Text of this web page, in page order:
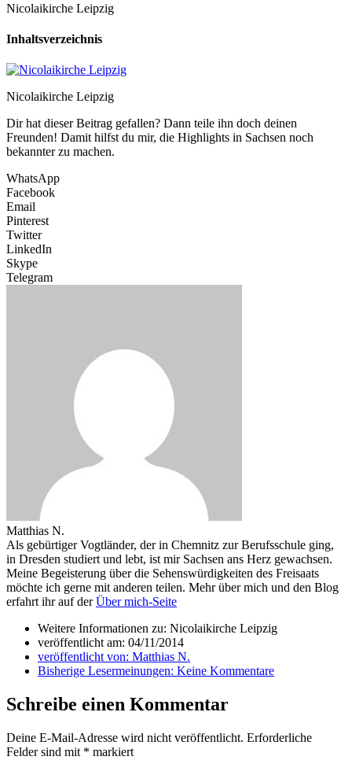
Nicolaikirche Leipzig
Inhaltsverzeichnis
Nicolaikirche Leipzig
Dir hat dieser Beitrag gefallen? Dann teile ihn doch deinen
Freunden! Damit hilfst du mir, die Highlights in Sachsen noch
bekannter zu machen.
WhatsApp
Facebook
Email
Pinterest
Twitter
LinkedIn
Skype
Telegram
Matthias N.
Als gebürtiger Vogtländer, der in Chemnitz zur Berufsschule ging,
in Dresden studiert und lebt, ist mir Sachsen ans Herz gewachsen.
Meine Begeisterung über die Sehenswürdigkeiten des Freisaats
möchte ich gerne mit anderen teilen. Mehr über mich und den Blog
erfahrt ihr auf derÜber mich-Seite
Weitere Informationen zu: Nicolaikirche Leipzig
veröffentlicht am: 04/11/2014
veröffentlicht von: Matthias N.
Bisherige Lesermeinungen: Keine Kommentare
Schreibe einen Kommentar
Deine E-Mail-Adresse wird nicht veröffentlicht. Erforderliche
Felder sind mit * markiert